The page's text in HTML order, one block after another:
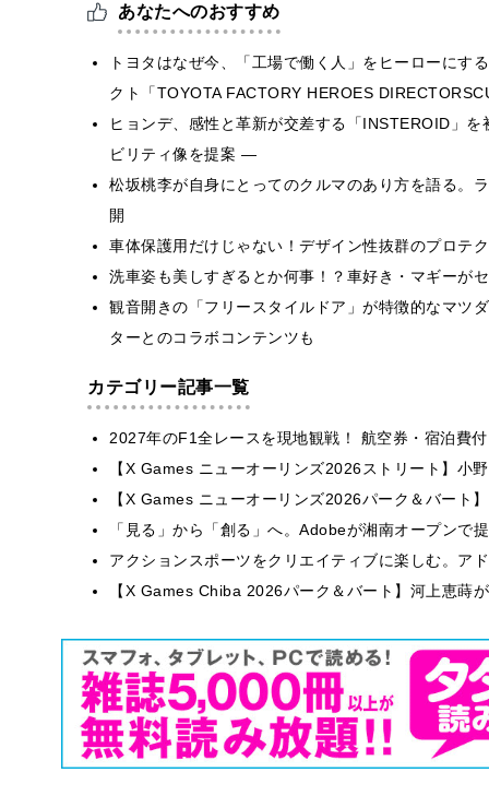
あなたへのおすすめ
トヨタはなぜ今、「工場で働く人」をヒーローにす
クト「TOYOTA FACTORY HEROES
ヒョンデ、感性と革新が交差する「INSTEROID」
ビリティ像を提案 ―
松坂桃李が自身にとってのクルマのあり方を語る。
開
車体保護用だけじゃない！デザイン性抜群のプロテ
洗車姿も美しすぎるとか何事！？車好き・マギーが
観音開きの「フリースタイルドア」が特徴的なマツ
ターとのコラボコンテンツも
カテゴリー記事一覧
2027年のF1全レースを現地観戦！ 航空券・宿泊費
【X Games ニューオーリンズ2026ストリート】小
【X Games ニューオーリンズ2026パーク＆バート
「見る」から「創る」へ。Adobeが湘南オープンで
アクションスポーツをクリエイティブに楽しむ。ア
【X Games Chiba 2026パーク＆バート】河上恵蒔